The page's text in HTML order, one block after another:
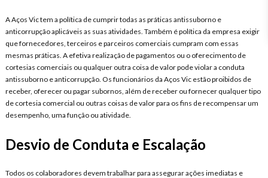
A Aços Vic tem a política de cumprir todas as práticas antissuborno e
anticorrupção aplicáveis as suas atividades. Também é política da empresa exigir
que fornecedores, terceiros e parceiros comerciais cumpram com essas
mesmas práticas. A efetiva realização de pagamentos ou o oferecimento de
cortesias comerciais ou qualquer outra coisa de valor pode violar a conduta
antissuborno e anticorrupção. Os funcionários da Aços Vic estão proibidos de
receber, oferecer ou pagar subornos, além de receber ou fornecer qualquer tipo
de cortesia comercial ou outras coisas de valor para os fins de recompensar um
desempenho, uma função ou atividade.
Desvio de Conduta e Escalação
Todos os colaboradores devem trabalhar para assegurar ações imediatas e